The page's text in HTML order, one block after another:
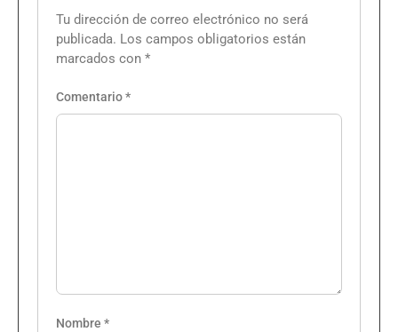
Tu dirección de correo electrónico no será
publicada. Los campos obligatorios están
marcados con *
Comentario*
Nombre *